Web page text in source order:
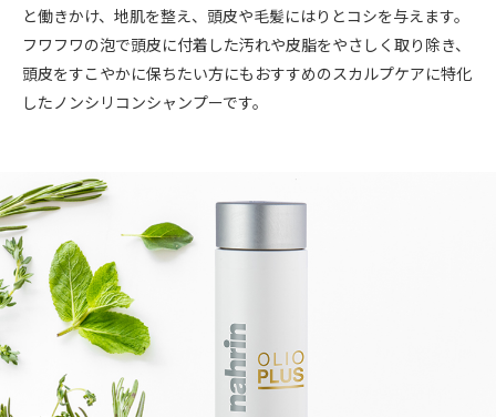
と働きかけ、地肌を整え、頭皮や毛髪にはりとコシを与えます。
フワフワの泡で頭皮に付着した汚れや皮脂をやさしく取り除き、
頭皮をすこやかに保ちたい方にもおすすめのスカルプケアに特化
したノンシリコンシャンプーです。